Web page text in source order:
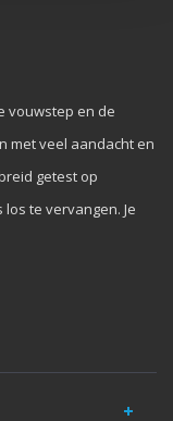
vouwstep en de
met veel aandacht en
getest op
te vervangen. Je